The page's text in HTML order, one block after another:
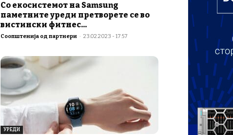
Со екосистемот на Samsung
паметните уреди претворете се во
вистински фитнес...
Соопштенија од партнери - 23.02.2023 - 17:57
УРЕДИ